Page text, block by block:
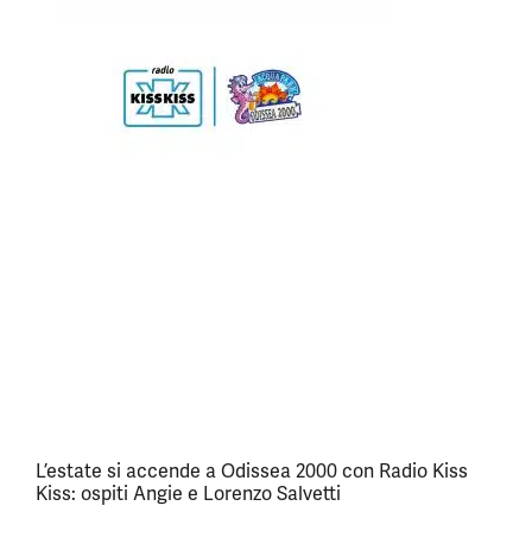
L’estate si accende a Odissea 2000 con Radio Kiss
Kiss: ospiti Angie e Lorenzo Salvetti